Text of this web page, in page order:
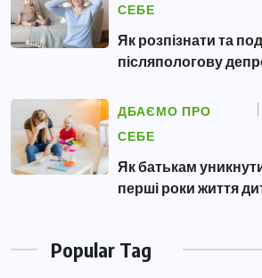
СЕБЕ
Як розпізнати та
післяпологову
ДБАЄМО ПРО
СЕБЕ
Як батькам
перші роки життя
Popular Tag